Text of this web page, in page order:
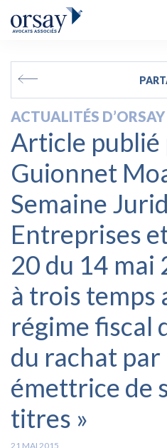
Compétences
Prix et Distinctions
Opérations
Actualités
Contact
ACTUALITÉS D’ORSAY
Article publié
Guionnet
Semaine
Entreprises
20 du 14 mai
à trois temps
régime fiscal
du rachat par
émettrice de
titres »
21 MAI 2015